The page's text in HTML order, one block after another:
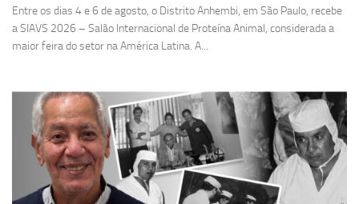
Entre os dias 4 e 6 de agosto, o Distrito Anhembi, em São Paulo, recebe
a SIAVS 2026 – Salão Internacional de Proteína Animal, considerada a
maior feira do setor na América Latina. A...